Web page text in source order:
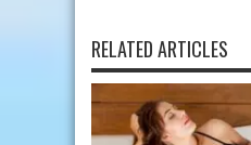
RELATED ARTICLES